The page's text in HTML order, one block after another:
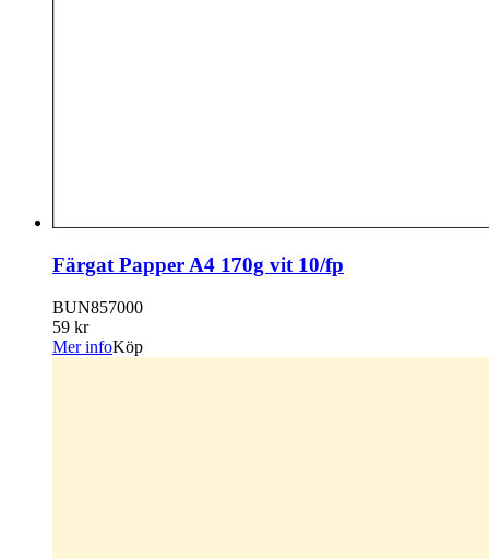
Färgat Papper A4 170g vit 10/fp
BUN857000
59 kr
Mer infoKöp